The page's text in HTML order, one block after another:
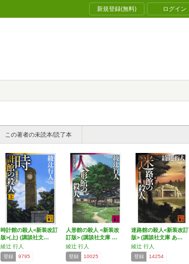
新規登録(無料) ログイン
この著者の未読本/読了本
時計館の殺人<新装改訂
版>(上) (講談社文…
綾辻 行人
登録 9795
人形館の殺人 <新装改
訂版> (講談社文庫 …
綾辻 行人
登録 10025
迷路館の殺人<新装改訂
版> (講談社文庫 あ…
綾辻 行人
登録 14254